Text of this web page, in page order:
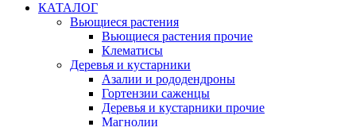
КАТАЛОГ
Вьющиеся растения
Вьющиеся растения прочие
Клематисы
Деревья и кустарники
Азалии и рододендроны
Гортензии саженцы
Деревья и кустарники прочие
Магнолии